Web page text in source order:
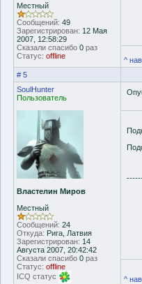
Местный
Сообщений: 49
Зарегистрирован: 12 Мая
2007, 12:58:29
Сказали спасибо 0раз
Статус: offline
^
# 5
SoulHunter
Пользователь
Властелин Миров
Местный
Сообщений: 24
Откуда: Рига, Латвия
Зарегистрирован: 14
Августа 2007, 20:42:42
Сказали спасибо 0раз
Статус: offline
ICQ статус
^